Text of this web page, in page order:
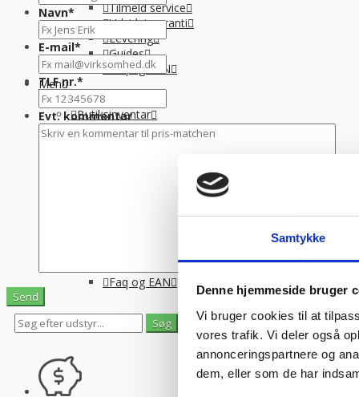
Samtykke
Denne hjemmeside bruger
Vi bruger cookies til at
vores trafik. Vi deler også
annonceringspartnere og
dem, eller som de har
Tilmeld service
Udvidet garanti
Levering
Guides
Faq og EAN
Menu
Bagerimaskiner
Butiksinventar
Stål og tilbehør
Om Kpa Company
Faq og EAN
Se gemte varer
Se indkøbskurv
Navn*
E-mail*
TLF nr.*
Evt. kommentar